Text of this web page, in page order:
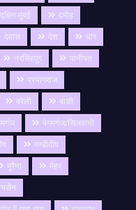
दक्षिण मुंबई
दमोह
देवास देश
धार
नरसिंहपुर
पानीपत
प्रयागराज
बरेली
बाङी
बेगमगंज/सिलवानी
मण्डीदीप
मुरैना
मैहर